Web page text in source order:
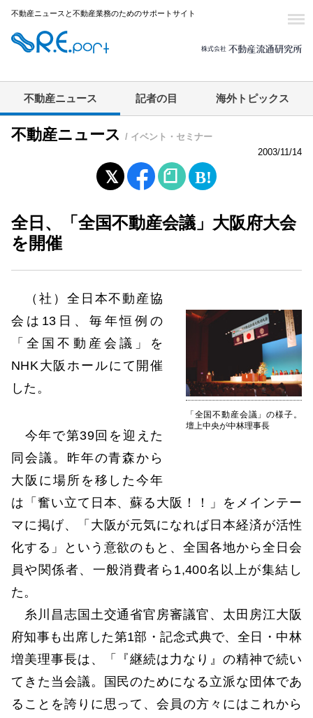
不動産ニュースと不動産業務のためのサポートサイト
不動産ニュース 記者の目 海外トピックス
不動産ニュース / イベント・セミナー
2003/11/14
全日、「全国不動産会議」大阪府大会
を開催
「全国不動産会議」の様子。
壇上中央が中林理事長
（社）全日本不動産協
会は13日、毎年恒例の
「全国不動産会議」を
NHK大阪ホールにて開催
した。
今年で第39回を迎えた
同会議。昨年の青森から
大阪に場所を移した今年
は「奮い立て日本、蘇る大阪！！」をメインテー
マに掲げ、「大阪が元気になれば日本経済が活性
化する」という意欲のもと、全国各地から全日会
員や関係者、一般消費者ら1,400名以上が集結し
た。
糸川昌志国土交通省官房審議官、太田房江大阪
府知事も出席した第1部・記念式典で、全日・中林
増美理事長は、「『継続は力なり』の精神で続い
てきた当会議。国民のためになる立派な団体であ
ることを誇りに思って、会員の方々にはこれから